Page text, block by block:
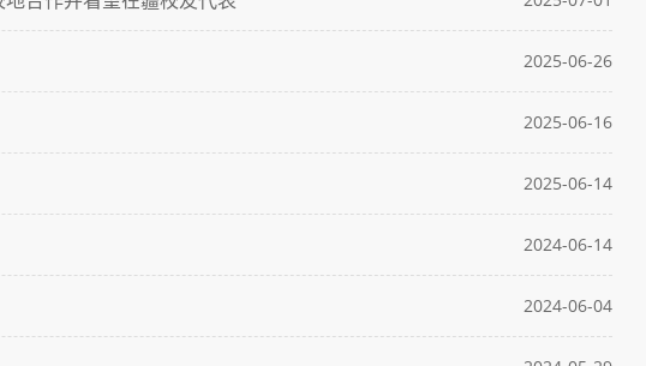
2025-06-26
2025-06-16
2025-06-14
2024-06-14
2024-06-04